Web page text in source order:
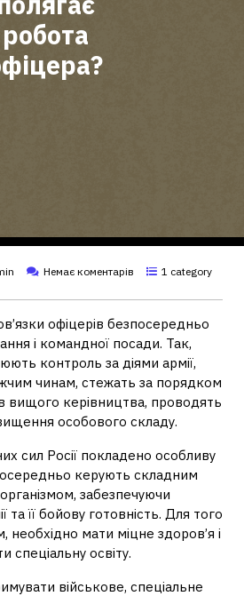
робота
Немає коментарів 1 category
офіцерів безпосередньо
і командної посади. Так,
контроль за діями армії,
чинам, стежать за порядком
вищого керівництва, проводять
особового складу.
сил Росії покладено особливу
керують складним
забезпечуючи
та її бойову готовність. Для того
мати міцне здоров’я і
спеціальну освіту.
військове, спеціальне